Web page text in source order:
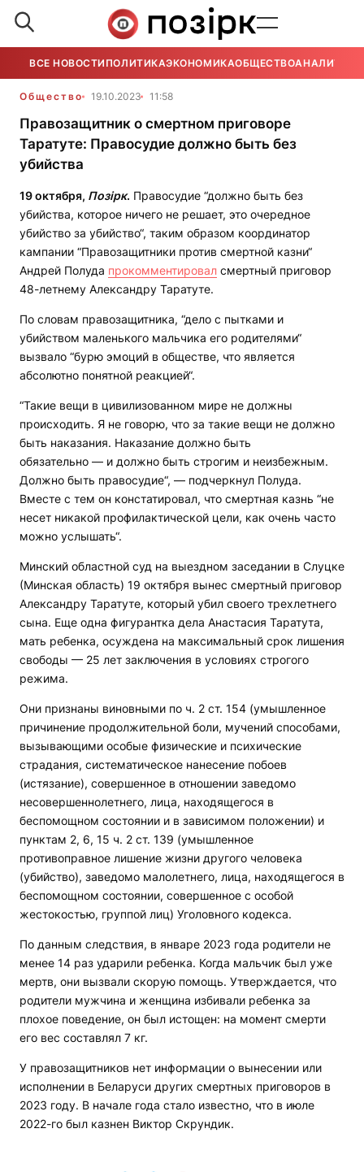
ВСЕ НОВОСТИ ПОЛИТИКАЭКОНОМИКАОБЩЕСТВОАНАЛИТИКА
Общество 19.10.2023 11:58
Правозащитник о смертном приговоре
Таратуте: Правосудие должно быть без
убийства
19 октября, Позірк. Правосудие “должно быть без
убийства, которое ничего не решает, это очередное
убийство за убийство“, таким образом координатор
кампании “Правозащитники против смертной казни“
Андрей Полуда прокомментировал смертный приговор
48-летнему Александру Таратуте.
По словам правозащитника, “дело с пытками и
убийством маленького мальчика его родителями“
вызвало “бурю эмоций в обществе, что является
абсолютно понятной реакцией“.
“Такие вещи в цивилизованном мире не должны
происходить. Я не говорю, что за такие вещи не должно
быть наказания. Наказание должно быть
обязательно — и должно быть строгим и неизбежным.
Должно быть правосудие“, — подчеркнул Полуда.
Вместе с тем он констатировал, что смертная казнь “не
несет никакой профилактической цели, как очень часто
можно услышать“.
Минский областной суд на выездном заседании в Слуцке
(Минская область) 19 октября вынес смертный приговор
Александру Таратуте, который убил своего трехлетнего
сына. Еще одна фигурантка дела Анастасия Таратута,
мать ребенка, осуждена на максимальный срок лишения
свободы — 25 лет заключения в условиях строгого
режима.
Они признаны виновными по ч. 2 ст. 154 (умышленное
причинение продолжительной боли, мучений способами,
вызывающими особые физические и психические
страдания, систематическое нанесение побоев
(истязание), совершенное в отношении заведомо
несовершеннолетнего, лица, находящегося в
беспомощном состоянии и в зависимом положении) и
пунктам 2, 6, 15 ч. 2 ст. 139 (умышленное
противоправное лишение жизни другого человека
(убийство), заведомо малолетнего, лица, находящегося в
беспомощном состоянии, совершенное с особой
жестокостью, группой лиц) Уголовного кодекса.
По данным следствия, в январе 2023 года родители не
менее 14 раз ударили ребенка. Когда мальчик был уже
мертв, они вызвали скорую помощь. Утверждается, что
родители мужчина и женщина избивали ребенка за
плохое поведение, он был истощен: на момент смерти
его вес составлял 7 кг.
У правозащитников нет информации о вынесении или
исполнении в Беларуси других смертных приговоров в
2023 году. В начале года стало известно, что в июле
2022-го был казнен Виктор Скрундик.